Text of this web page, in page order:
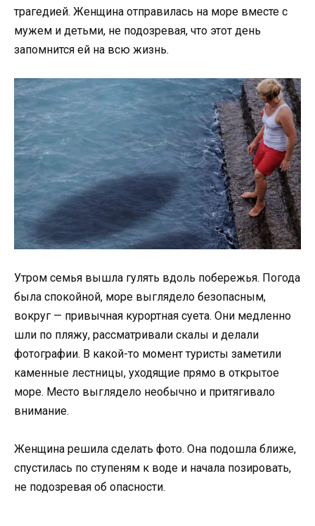
трагедией. Женщина отправилась на море вместе с
мужем и детьми, не подозревая, что этот день
запомнится ей на всю жизнь.
Утром семья вышла гулять вдоль побережья. Погода
была спокойной, море выглядело безопасным,
вокруг — привычная курортная суета. Они медленно
шли по пляжу, рассматривали скалы и делали
фотографии. В какой-то момент туристы заметили
каменные лестницы, уходящие прямо в открытое
море. Место выглядело необычно и притягивало
внимание.
Женщина решила сделать фото. Она подошла ближе,
спустилась по ступеням к воде и начала позировать,
не подозревая об опасности.